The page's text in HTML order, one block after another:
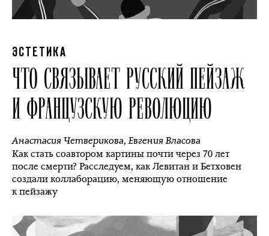
ЭСТЕТИКА
ЧТО СВЯЗЫВАЕТ РУССКИЙ ПЕЙЗАЖ
И ФРАНЦУЗСКУЮ РЕВОЛЮЦИЮ
Анастасия Четверикова,Евгения Власова
Как стать соавтором картины почти через 70 лет
после смерти? Расследуем, как Левитан и Бетховен
создали коллаборацию, меняющую отношение
к пейзажу